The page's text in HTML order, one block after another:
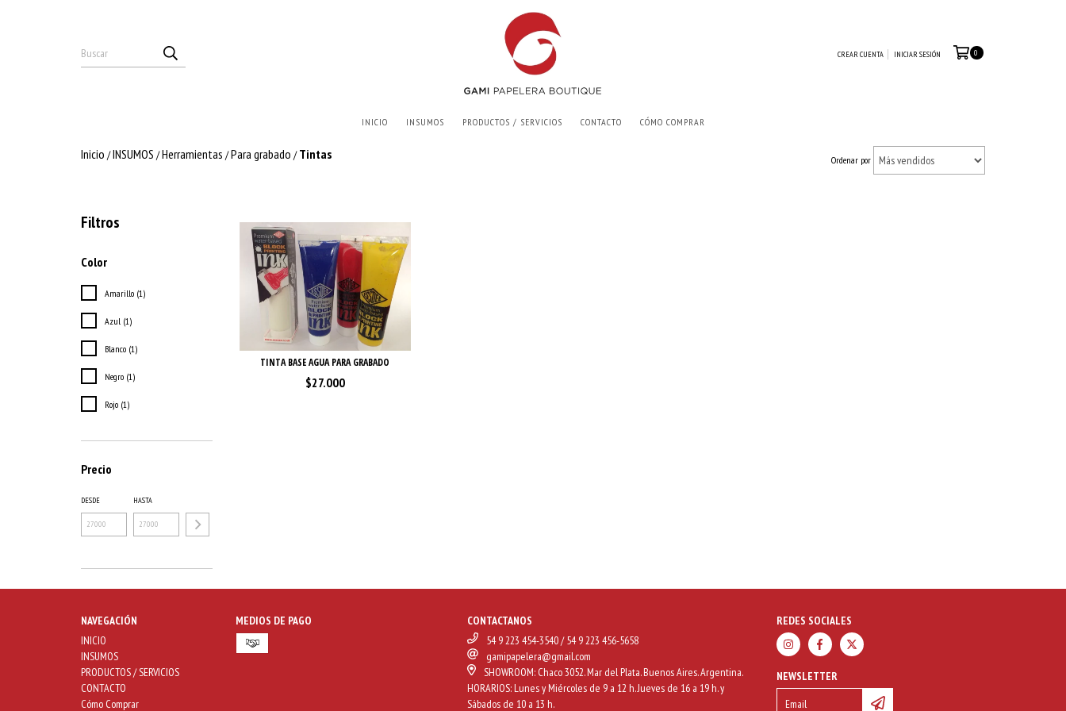
CREAR CUENTA INICIAR SESIÓN 0
INICIO INSUMOS PRODUCTOS / SERVICIOS CONTACTO CÓMO COMPRAR
Inicio /INSUMOS /Herramientas /Para grabado / Tintas Ordenar por
Filtros
Color
Amarillo (1)
Azul (1)
Blanco (1)
Negro (1)
Rojo (1)
Precio
DESDE HASTA
TINTA BASE AGUA PARA GRABADO
$27.000
NAVEGACIÓN
INICIO
INSUMOS
PRODUCTOS / SERVICIOS
CONTACTO
Cómo Comprar
MEDIOS DE PAGO
CONTACTANOS
54 9 223 454-3540 / 54 9 223 456-5658
gamipapelera@gmail.com
SHOWROOM: Chaco 3052. Mar del Plata. Buenos Aires. Argentina.
HORARIOS: Lunes y Miércoles de 9 a 12 h. Jueves de 16 a 19 h. y
Sábados de 10 a 13 h.
REDES SOCIALES
NEWSLETTER